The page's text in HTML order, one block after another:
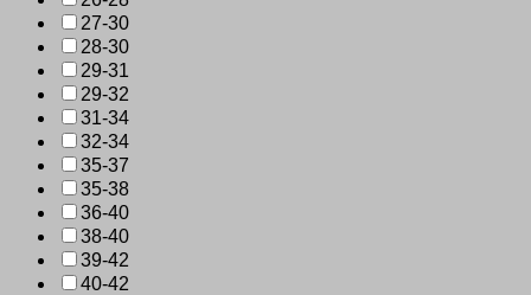
27-30
28-30
29-31
29-32
31-34
32-34
35-37
35-38
36-40
38-40
39-42
40-42